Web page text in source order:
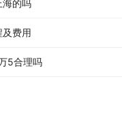
海的吗
及费用
5合理吗